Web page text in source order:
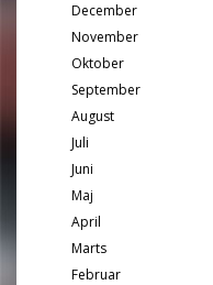
December
November
Oktober
September
August
Juli
Juni
Maj
April
Marts
Februar